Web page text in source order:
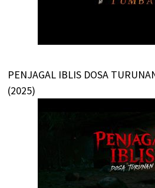
PENJAGAL IBLIS DOSA
(2025)